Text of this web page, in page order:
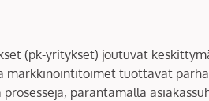
(pk-yritykset) joutuvat
markkinointitoimet tuottavat
parantamalla